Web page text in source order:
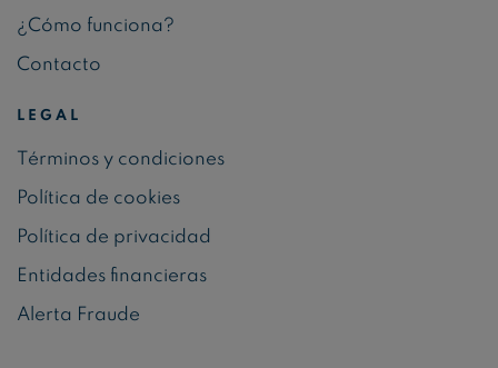
¿Cómo funciona?
Contacto
LEGAL
Términos y condiciones
Política de cookies
Política de privacidad
Entidades financieras
Alerta Fraude